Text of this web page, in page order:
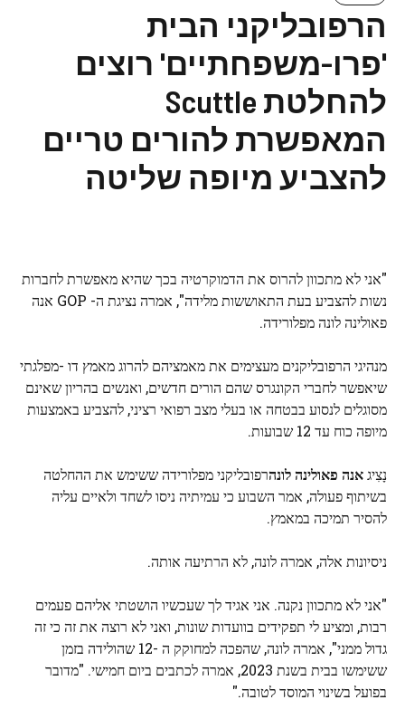
הרפובליקני הבית
'פרו-משפחתיים' רוצים
להחלטת Scuttle
המאפשרת להורים טריים
להצביע מיופה שליטה
"אני לא מתכוון להרוס את הדמוקרטיה בכך שהיא מאפשרת לחברות
נשות להצביע בעת התאוששות מלידה", אמרה נציגת ה- GOP אנה
פאולינה לונה מפלורידה.
מנהיגי הרפובליקנים מעצימים את מאמציהם להרוג מאמץ דו -מפלגתי
שיאפשר לחברי הקונגרס שהם הורים חדשים, ואנשים בהריון שאינם
מסוגלים לנסוע בבטחה או בעלי מצב רפואי רציני, להצביע באמצעות
מיופה כוח עד 12 שבועות.
נָצִיגאנה פאולינה לונהרפובליקני מפלורידה ששימש את ההחלטה
בשיתוף פעולה, אמר השבוע כי עמיתיה ניסו לשחד ולאיים עליה
להסיר תמיכה במאמץ.
ניסיונות אלה, אמרה לונה, לא הרתיעה אותה.
"אני לא מתכוון נקנה. אני אגיד לך שעכשיו הושטתי אליהם פעמים
רבות, ומציע לי תפקידים בוועדות שונות, ואני לא רוצה את זה כי זה
גדול ממני", אמרה לונה, שהפכה למחוקק ה -12 שהולידה בזמן
ששימשו בבית בשנת 2023, אמרה לכתבים ביום חמישי. "מדובר
בפועל בשינוי המוסד לטובה."